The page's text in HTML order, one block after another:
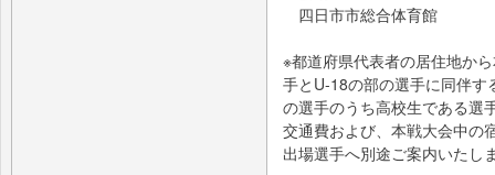
四日市市総合体育館
※都道府県代表者の居住地か
手とU-18の部の選手に同伴
の選手のうち高校生である選
交通費および、本戦大会中の
出場選手へ別途ご案内いたし